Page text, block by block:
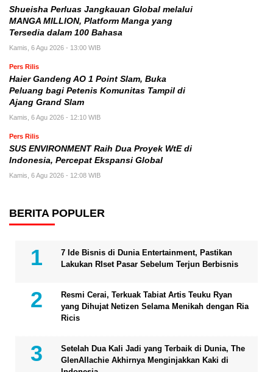
Shueisha Perluas Jangkauan Global melalui
MANGA MILLION, Platform Manga yang
Tersedia dalam 100 Bahasa
Kamis, 6 Agu 2026 - 13:00 WIB
Pers Rilis
Haier Gandeng AO 1 Point Slam, Buka
Peluang bagi Petenis Komunitas Tampil di
Ajang Grand Slam
Kamis, 6 Agu 2026 - 12:10 WIB
Pers Rilis
SUS ENVIRONMENT Raih Dua Proyek WtE di
Indonesia, Percepat Ekspansi Global
Kamis, 6 Agu 2026 - 12:08 WIB
BERITA POPULER
7 Ide Bisnis di Dunia Entertainment, Pastikan
Lakukan RIset Pasar Sebelum Terjun Berbisnis
Resmi Cerai, Terkuak Tabiat Artis Teuku Ryan
yang Dihujat Netizen Selama Menikah dengan Ria
Ricis
Setelah Dua Kali Jadi yang Terbaik di Dunia, The
GlenAllachie Akhirnya Menginjakkan Kaki di